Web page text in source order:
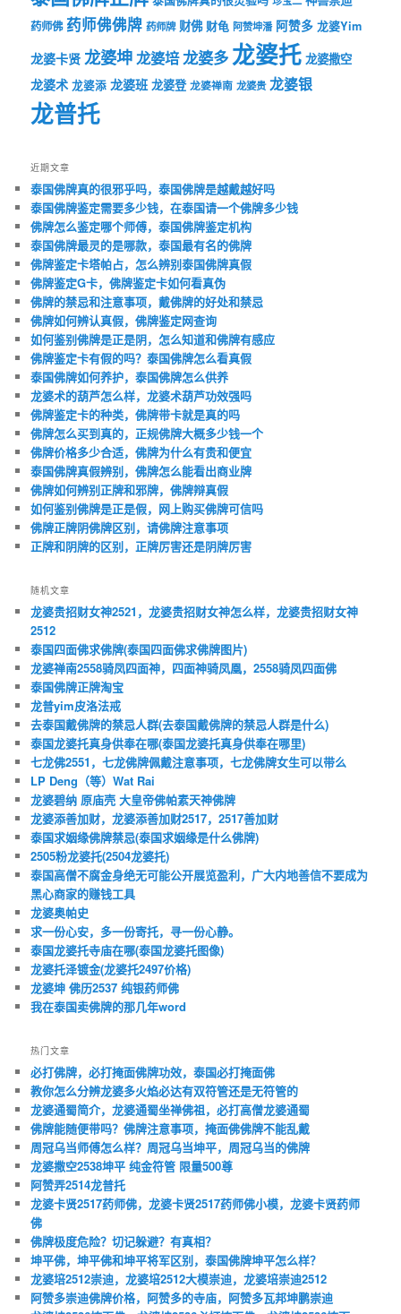
药师佛 药师佛佛牌 药师牌 财佛 财龟 阿赞坤潘 阿赞多 龙婆Yim
龙婆卡贤 龙婆坤龙婆培龙婆多龙婆托 龙婆撒空
龙婆术 龙婆添 龙婆班 龙婆登 龙婆禅南 龙婆贵 龙婆银
龙普托
近期文章
泰国佛牌真的很邪乎吗，泰国佛牌是越戴越好吗
泰国佛牌鉴定需要多少钱，在泰国请一个佛牌多少钱
佛牌怎么鉴定哪个师傅，泰国佛牌鉴定机构
泰国佛牌最灵的是哪款，泰国最有名的佛牌
佛牌鉴定卡塔帕占，怎么辨别泰国佛牌真假
佛牌鉴定G卡，佛牌鉴定卡如何看真伪
佛牌的禁忌和注意事项，戴佛牌的好处和禁忌
佛牌如何辨认真假，佛牌鉴定网查询
如何鉴别佛牌是正是阴，怎么知道和佛牌有感应
佛牌鉴定卡有假的吗？泰国佛牌怎么看真假
泰国佛牌如何养护，泰国佛牌怎么供养
龙婆术的葫芦怎么样，龙婆术葫芦功效强吗
佛牌鉴定卡的种类，佛牌带卡就是真的吗
佛牌怎么买到真的，正规佛牌大概多少钱一个
佛牌价格多少合适，佛牌为什么有贵和便宜
泰国佛牌真假辨别，佛牌怎么能看出商业牌
佛牌如何辨别正牌和邪牌，佛牌辩真假
如何鉴别佛牌是正是假，网上购买佛牌可信吗
佛牌正牌阴佛牌区别，请佛牌注意事项
正牌和阴牌的区别，正牌厉害还是阴牌厉害
随机文章
龙婆贵招财女神2521，龙婆贵招财女神怎么样，龙婆贵招财女神
2512
泰国四面佛求佛牌(泰国四面佛求佛牌图片)
龙婆禅南2558骑凤四面神，四面神骑凤凰，2558骑凤四面佛
泰国佛牌正牌淘宝
龙普yim皮洛法戒
去泰国戴佛牌的禁忌人群(去泰国戴佛牌的禁忌人群是什么)
泰国龙婆托真身供奉在哪(泰国龙婆托真身供奉在哪里)
七龙佛2551，七龙佛牌佩戴注意事项，七龙佛牌女生可以带么
LP Deng（等）Wat Rai
龙婆碧纳 原庙壳 大皇帝佛帕素天神佛牌
龙婆添善加财，龙婆添善加财2517，2517善加财
泰国求姻缘佛牌禁忌(泰国求姻缘是什么佛牌)
2505粉龙婆托(2504龙婆托)
泰国高僧不腐金身绝无可能公开展览盈利，广大内地善信不要成为
黑心商家的赚钱工具
龙婆奥帕史
求一份心安，多一份寄托，寻一份心静。
泰国龙婆托寺庙在哪(泰国龙婆托图像)
龙婆托泽镀金(龙婆托2497价格)
龙婆坤 佛历2537 纯银药师佛
我在泰国卖佛牌的那几年word
热门文章
必打佛牌，必打掩面佛牌功效，泰国必打掩面佛
教你怎么分辨龙婆多火焰必达有双符管还是无符管的
龙婆通蜀简介，龙婆通蜀坐禅佛祖，必打高僧龙婆通蜀
佛牌能随便带吗？佛牌注意事项，掩面佛佛牌不能乱戴
周冠乌当师傅怎么样？周冠乌当坤平，周冠乌当的佛牌
龙婆撒空2538坤平 纯金符管 限量500尊
阿赞弄2514龙普托
龙婆卡贤2517药师佛，龙婆卡贤2517药师佛小模，龙婆卡贤药师
佛
佛牌极度危险？切记躲避？有真相？
坤平佛，坤平佛和坤平将军区别，泰国佛牌坤平怎么样？
龙婆培2512崇迪，龙婆培2512大模崇迪，龙婆培崇迪2512
阿赞多崇迪佛牌价格，阿赞多的寺庙，阿赞多瓦邦坤鹏崇迪